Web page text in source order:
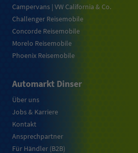
Campervans | VW California & Co.
Challenger Reisemobile
Concorde Reisemobile
Morelo Reisemobile
Phoenix Reisemobile
Automarkt Dinser
Über uns
Jobs & Karriere
Kontakt
Ansprechpartner
Für Händler (B2B)